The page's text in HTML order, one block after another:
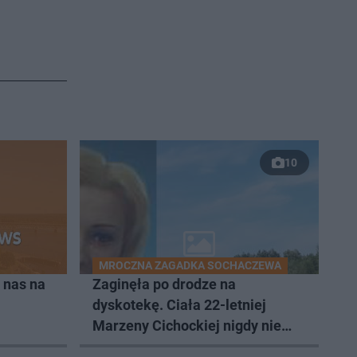
na
10
MROCZNA ZAGADKA SOCHACZEWA
Zaginęła po drodze na
dyskotekę. Ciała 22-letniej
Marzeny Cichockiej nigdy nie